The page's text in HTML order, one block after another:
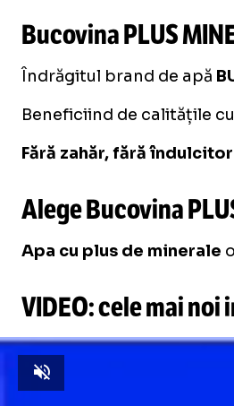
Bucovina PLUS
Îndrăgitul brand de apă
Beneficiind de calitățile
Fără zahăr, fără
Alege Bucovina
Apa cu plus de minerale
VIDEO: cele mai
Unmute